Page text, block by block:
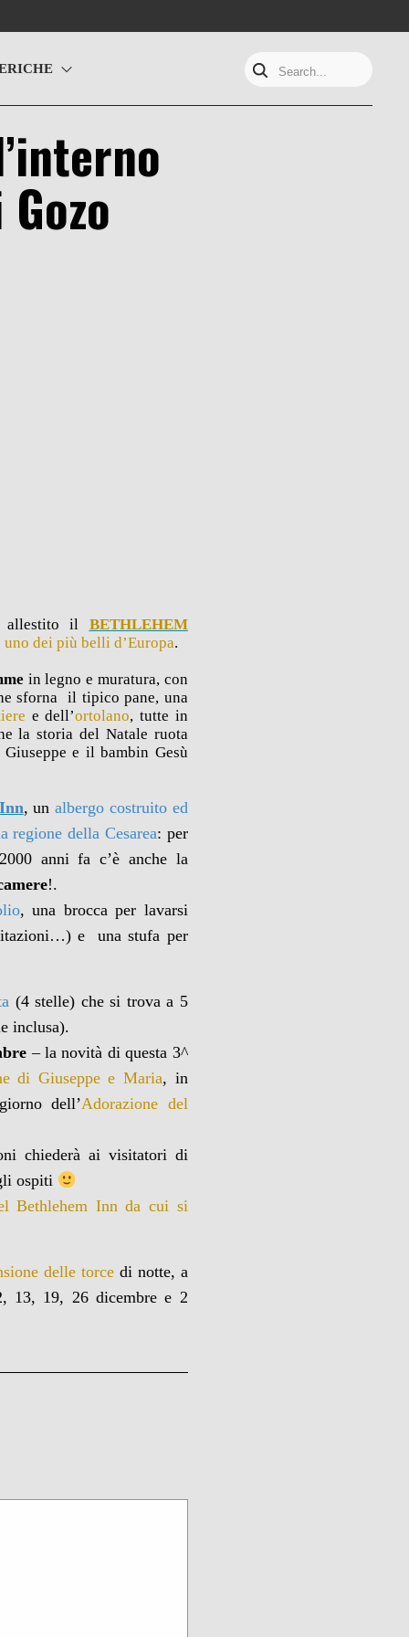
Search...
allestito il BETHLEHEM
uno dei più belli d’Europa.
in legno e muratura, con
sforna il tipico pane, una
e dell’ortolano, tutte in
la storia del Natale ruota
e il bambin Gesù
, un albergo costruito ed
regione della Cesarea: per
anni fa c’è anche la
!.
, una brocca per lavarsi
e una stufa per
(4 stelle) che si trova a 5
inclusa).
– la novità di questa 3^
di Giuseppe e Maria, in
dell’Adorazione del
chiederà ai visitatori di
ospiti
Bethlehem Inn da cui si
delle torce di notte, a
13, 19, 26 dicembre e 2